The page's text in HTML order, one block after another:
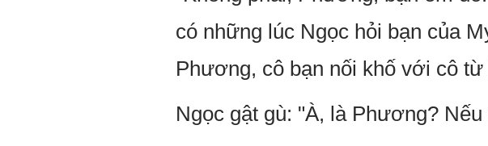
có những lúc Ngọc hỏi bạn của
Phương, cô bạn nối khố với cô từ
Ngọc gật gù: "À, là Phương?